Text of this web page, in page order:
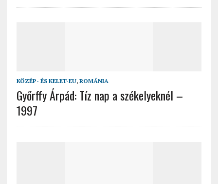
KÖZÉP- ÉS KELET-EU, ROMÁNIA
Győrffy Árpád: Tíz nap a székelyeknél –
1997